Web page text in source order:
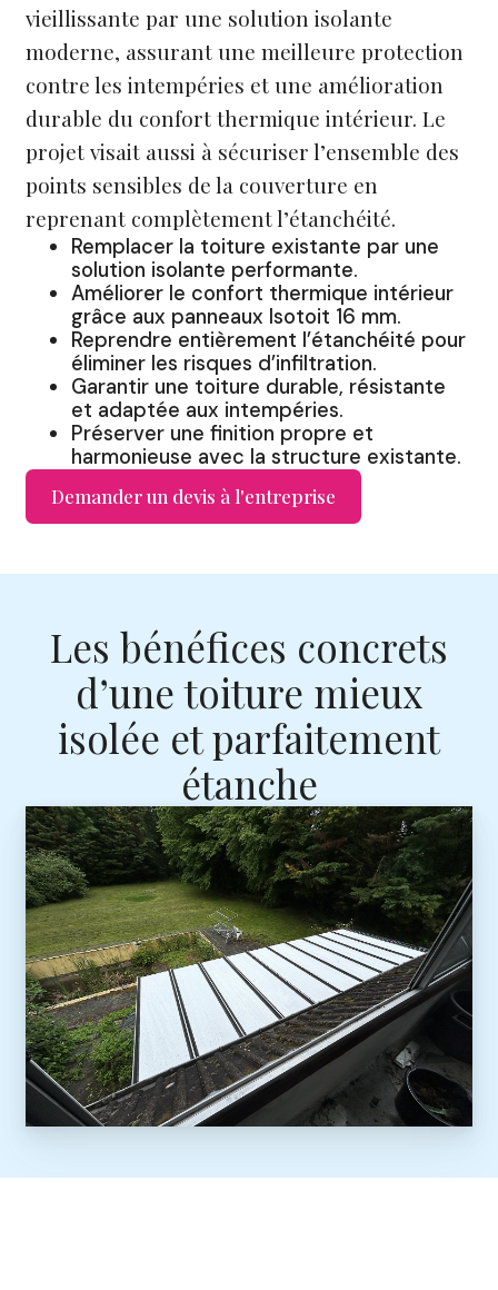
vieillissante par une solution isolante
moderne, assurant une meilleure protection
contre les intempéries et une amélioration
durable du confort thermique intérieur. Le
projet visait aussi à sécuriser l’ensemble des
points sensibles de la couverture en
reprenant complètement l’étanchéité.
Remplacer la toiture existante par une
solution isolante performante.
Améliorer le confort thermique intérieur
grâce aux panneaux Isotoit 16 mm.
Reprendre entièrement l’étanchéité pour
éliminer les risques d’infiltration.
Garantir une toiture durable, résistante
et adaptée aux intempéries.
Préserver une finition propre et
harmonieuse avec la structure existante.
Demander un devis à l'entreprise
Les bénéfices concrets
d’une toiture mieux
isolée et parfaitement
étanche